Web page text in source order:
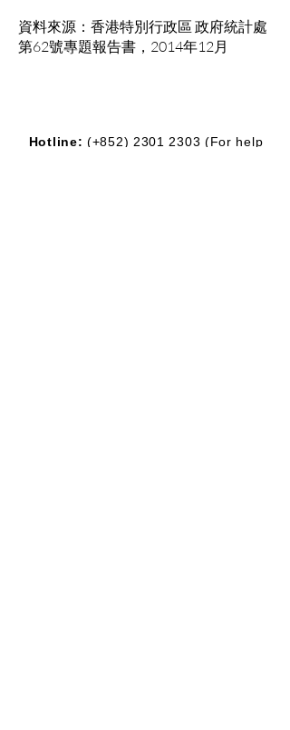
資料來源：香港特別行政區 政府統計處
第62號專題報告書，2014年12月
Hotline: (+852) 2301 2303 (For help